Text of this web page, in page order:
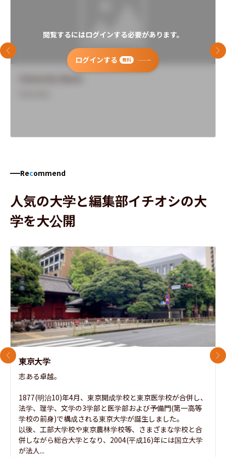
閲覧するにはログインする必要があります。
ログインする 無料
前のスライド 次
Recommend
人気の大学と編集部イチオシの大
学を大公開
東京大学
志ある卓越。
1877(明治10)年4月、東京開成学校と東京医学校が合併し、
法学、理学、文学の3学部と医学部および予備門(第一高等
学校の前身)で構成される東京大学が誕生しました。
以後、工部大学校や東京農林学校等、さまざまな学校と合
併しながら総合大学となり、2004(平成16)年には国立大学
が法人...
前のスライド 次